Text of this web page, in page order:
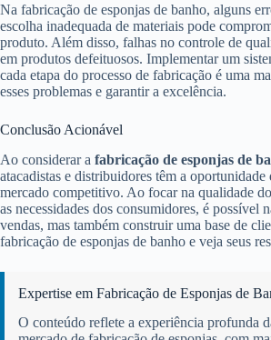
Na fabricação de esponjas de banho, alguns
escolha inadequada de materiais pode
produto. Além disso, falhas no controle de
em produtos defeituosos. Implementar um
cada etapa do processo de fabricação é uma
esses problemas e garantir a excelência.
Conclusão Acionável
Ao considerar a fabricação de esponjas de
atacadistas e distribuidores têm a oportunidade
mercado competitivo. Ao focar na qualidade
as necessidades dos consumidores, é possível
vendas, mas também construir uma base de
fabricação de esponjas de banho e veja seus
Expertise em Fabricação de Esponjas de
O conteúdo reflete a experiência profunda